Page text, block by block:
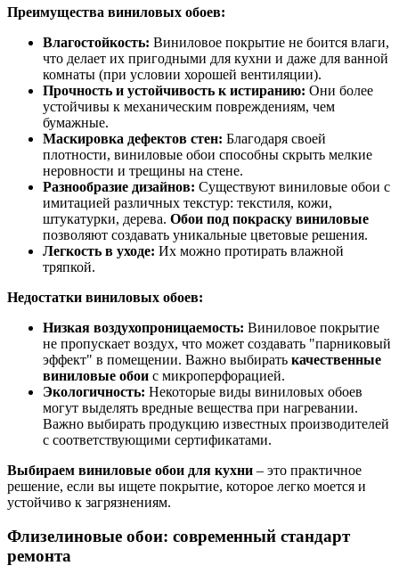
Преимущества виниловых обоев:
Влагостойкость: Виниловое покрытие не боится влаги,
что делает их пригодными для кухни и даже для ванной
комнаты (при условии хорошей вентиляции).
Прочность и устойчивость к истиранию: Они более
устойчивы к механическим повреждениям, чем
бумажные.
Маскировка дефектов стен: Благодаря своей
плотности, виниловые обои способны скрыть мелкие
неровности и трещины на стене.
Разнообразие дизайнов: Существуют виниловые обои с
имитацией различных текстур: текстиля, кожи,
штукатурки, дерева. Обои под покраску виниловые
позволяют создавать уникальные цветовые решения.
Легкость в уходе: Их можно протирать влажной
тряпкой.
Недостатки виниловых обоев:
Низкая воздухопроницаемость: Виниловое покрытие
не пропускает воздух, что может создавать "парниковый
эффект" в помещении. Важно выбирать качественные
виниловые обои с микроперфорацией.
Экологичность: Некоторые виды виниловых обоев
могут выделять вредные вещества при нагревании.
Важно выбирать продукцию известных производителей
с соответствующими сертификатами.
Выбираем виниловые обои для кухни – это практичное
решение, если вы ищете покрытие, которое легко моется и
устойчиво к загрязнениям.
Флизелиновые обои: современный стандарт
ремонта